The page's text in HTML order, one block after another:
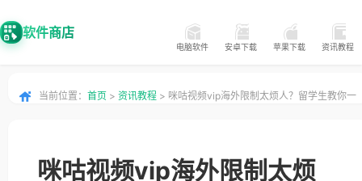
软件商店
电脑软件 安卓下载 苹果下载 资讯教程
当前位置： 首页 > 资讯教程 > 咪咕视频vip海外限制太烦人？留学生教你一
咪咕视频vip海外限制太烦